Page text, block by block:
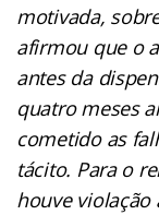
motivada,
afirmou que o
antes da
quatro meses
cometido as
tácito. Para o
houve violação